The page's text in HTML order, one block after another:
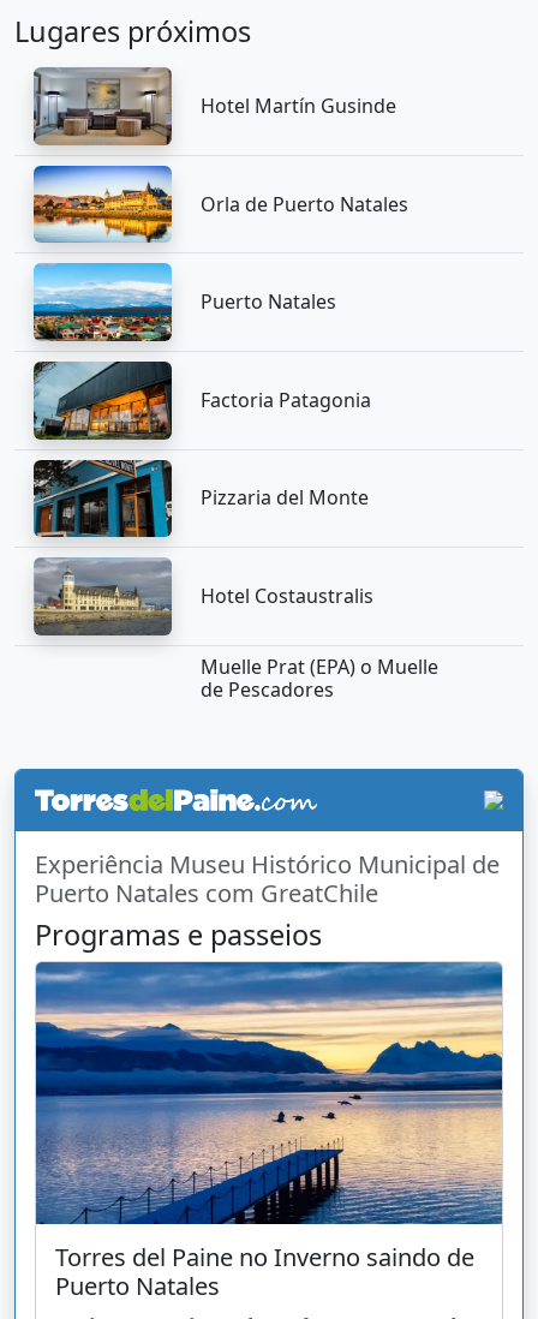
Lugares próximos
Hotel Martín Gusinde
Orla de Puerto Natales
Puerto Natales
Factoria Patagonia
Pizzaria del Monte
Hotel Costaustralis
Muelle Prat (EPA) o Muelle
de Pescadores
Experiência Museu Histórico Municipal de
Puerto Natales com GreatChile
Programas e passeios
Torres del Paine no Inverno saindo de
Puerto Natales